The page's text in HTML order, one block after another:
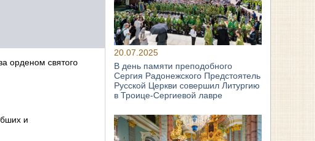
орденом святого
и
20.07.2025
В день памяти преподобного
Сергия Радонежского Предстоятель
Русской Церкви совершил Литургию
в Троице-Сергиевой лавре